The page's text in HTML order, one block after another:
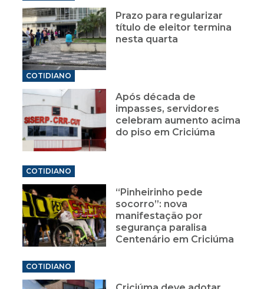
Prazo para regularizar
título de eleitor termina
nesta quarta
COTIDIANO
Após década de
impasses, servidores
celebram aumento acima
do piso em Criciúma
COTIDIANO
“Pinheirinho pede
socorro”: nova
manifestação por
segurança paralisa
Centenário em Criciúma
COTIDIANO